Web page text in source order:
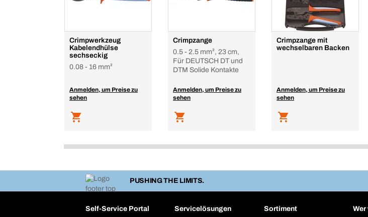
Crimpwerkzeug
Kabelendhülse
sechseckig
0.08 - 16 mm²
Anmelden, um Preise zu
sehen
Crimpzange
0.5 - 2.5 mm², 23 cm,
Für DEUTSCH DT und
DTM Solide Kontakte
Anmelden, um Preise zu
sehen
Crimpzange mit
wechselbaren Backen
Anmelden, um Preise zu
sehen
PUSHING THE LIMITS.
Self-Service Portal Servicelösungen Sortiment Wer